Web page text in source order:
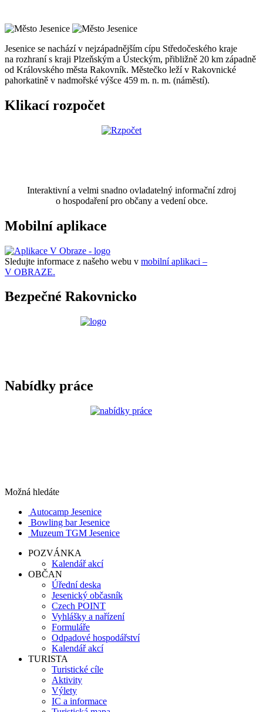
Jesenice se nachází v nejzápadnějším cípu Středočeského kraje
na rozhraní s kraji Plzeňským a Ústeckým, přibližně 20 km západně
od Královského města Rakovník. Městečko leží v Rakovnické
pahorkatině v nadmořské výšce 459 m. n. m. (náměstí).
Klikací rozpočet
Interaktivní a velmi snadno ovladatelný informační zdroj
o hospodaření pro občany a vedení obce.
Mobilní aplikace
Sledujte informace z našeho webu v mobilní aplikaci –
V OBRAZE.
Bezpečné Rakovnicko
Nabídky práce
Možná hledáte
Autocamp Jesenice
Bowling bar Jesenice
Muzeum TGM Jesenice
POZVÁNKA
Kalendář akcí
OBČAN
Úřední deska
Jesenický občasník
Czech POINT
Vyhlášky a nařízení
Formuláře
Odpadové hospodářství
Kalendář akcí
TURISTA
Turistické cíle
Aktivity
Výlety
IC a informace